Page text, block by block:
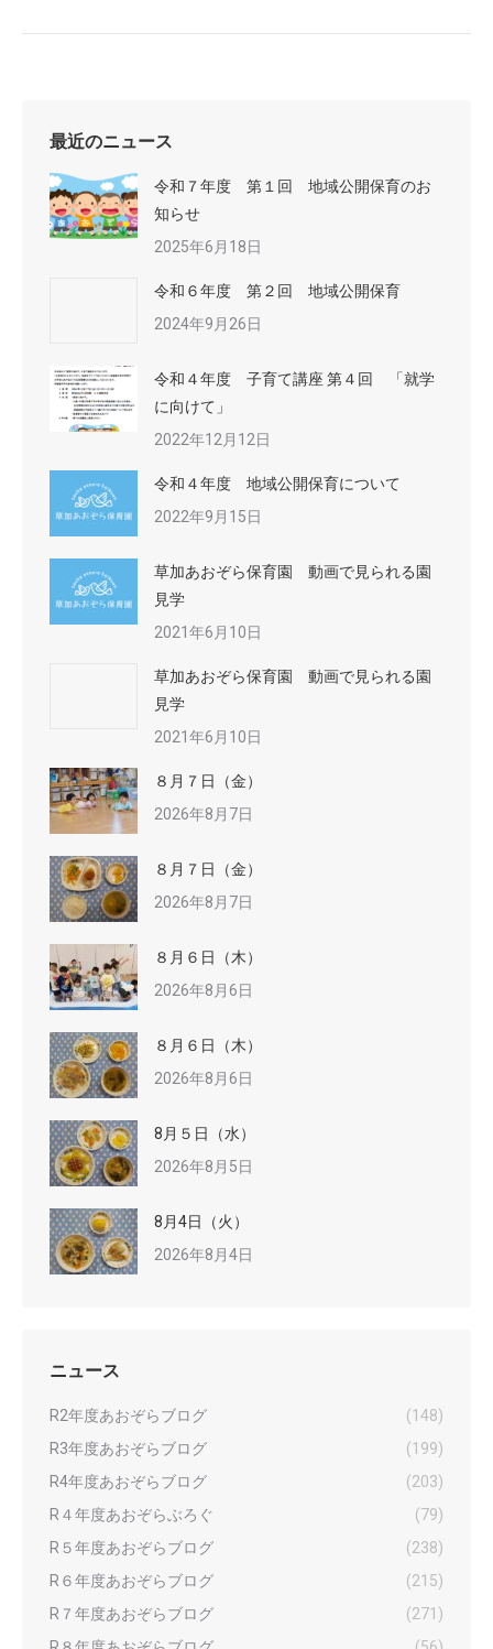
最近のニュース
令和７年度 第１回 地域公開保育のお
知らせ
2025年6月18日
令和６年度 第２回 地域公開保育
2024年9月26日
令和４年度 子育て講座 第４回 「就学
に向けて」
2022年12月12日
令和４年度 地域公開保育について
2022年9月15日
草加あおぞら保育園 動画で見られる園
見学
2021年6月10日
草加あおぞら保育園 動画で見られる園
見学
2021年6月10日
８月７日（金）
2026年8月7日
８月７日（金）
2026年8月7日
８月６日（木）
2026年8月6日
８月６日（木）
2026年8月6日
8月５日（水）
2026年8月5日
8月4日（火）
2026年8月4日
ニュース
R2年度あおぞらブログ
(148)
R3年度あおぞらブログ
(199)
R4年度あおぞらブログ
(203)
R４年度あおぞらぶろぐ
(79)
R５年度あおぞらブログ
(238)
R６年度あおぞらブログ
(215)
R７年度あおぞらブログ
(271)